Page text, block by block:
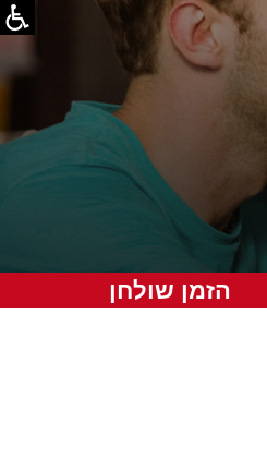
הזמן שולחן